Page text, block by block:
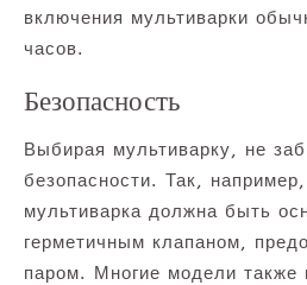
включения мультиварки
часов.
Безопасность
Выбирая мультиварку, не
безопасности. Так,
мультиварка должна быть
герметичным клапаном,
паром. Многие модели также